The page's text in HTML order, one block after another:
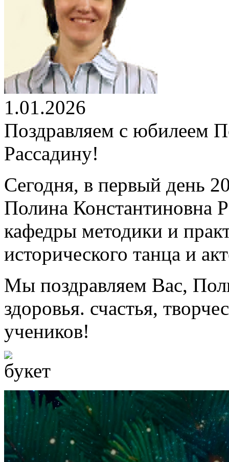
1.01.2026
Поздравляем с юбилеем
Рассадину!
Сегодня, в первый день
Полина Константиновна
кафедры методики и
исторического танца и
Мы поздравляем Вас,
здоровья. счастья,
учеников!